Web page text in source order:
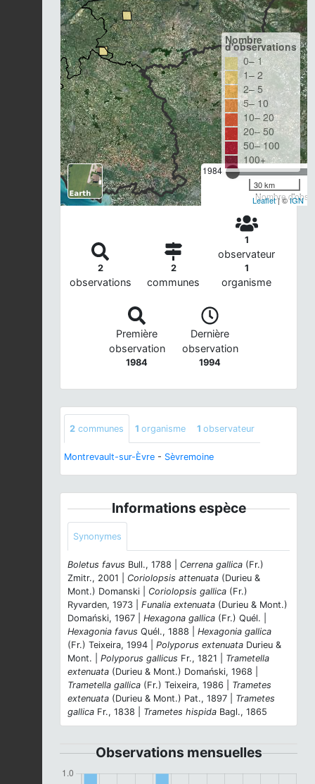
1984
Nombre
Nombre
d'observations
0– 1
1– 2
2– 5
5– 10
10– 20
20– 50
50– 100
100+
30 km
Leaflet| ©IGN
2
observations
2
communes
1
observateur
1
organisme
Première
observation
1984
Dernière
observation
1994
2 communes 1 organisme 1 observateur
Montrevault-sur-Èvre - Sèvremoine
Informations espèce
Synonymes
Boletus favus Bull., 1788 | Cerrena gallica (Fr.)
Zmitr., 2001 | Coriolopsis attenuata (Durieu &
Mont.) Domanski | Coriolopsis gallica (Fr.)
Ryvarden, 1973 | Funalia extenuata (Durieu & Mont.)
Domański, 1967 | Hexagona gallica (Fr.) Quél. |
Hexagonia favus Quél., 1888 | Hexagonia gallica
(Fr.) Teixeira, 1994 | Polyporus extenuata Durieu &
Mont. | Polyporus gallicus Fr., 1821 | Trametella
extenuata (Durieu & Mont.) Domański, 1968 |
Trametella gallica (Fr.) Teixeira, 1986 | Trametes
extenuata (Durieu & Mont.) Pat., 1897 | Trametes
gallica Fr., 1838 | Trametes hispida Bagl., 1865
Observations mensuelles